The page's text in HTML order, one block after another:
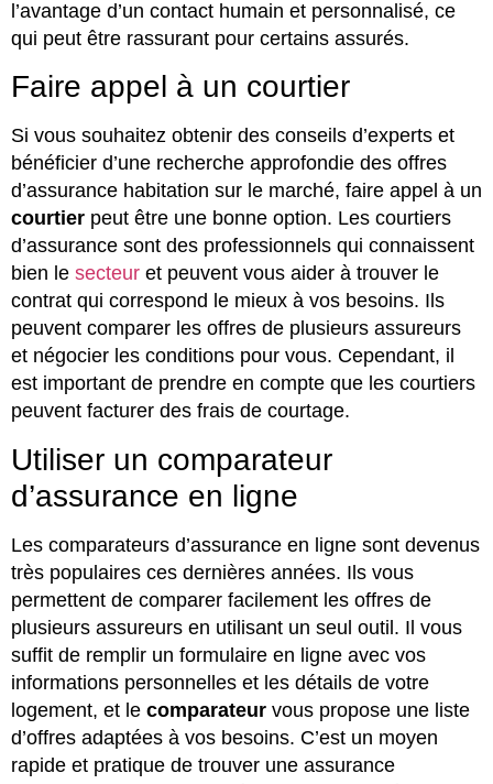
l’avantage d’un contact humain et personnalisé, ce
qui peut être rassurant pour certains assurés.
Faire appel à un courtier
Si vous souhaitez obtenir des conseils d’experts et
bénéficier d’une recherche approfondie des offres
d’assurance habitation sur le marché, faire appel à un
courtier peut être une bonne option. Les courtiers
d’assurance sont des professionnels qui connaissent
bien le secteur et peuvent vous aider à trouver le
contrat qui correspond le mieux à vos besoins. Ils
peuvent comparer les offres de plusieurs assureurs
et négocier les conditions pour vous. Cependant, il
est important de prendre en compte que les courtiers
peuvent facturer des frais de courtage.
Utiliser un comparateur
d’assurance en ligne
Les comparateurs d’assurance en ligne sont devenus
très populaires ces dernières années. Ils vous
permettent de comparer facilement les offres de
plusieurs assureurs en utilisant un seul outil. Il vous
suffit de remplir un formulaire en ligne avec vos
informations personnelles et les détails de votre
logement, et le comparateur vous propose une liste
d’offres adaptées à vos besoins. C’est un moyen
rapide et pratique de trouver une assurance